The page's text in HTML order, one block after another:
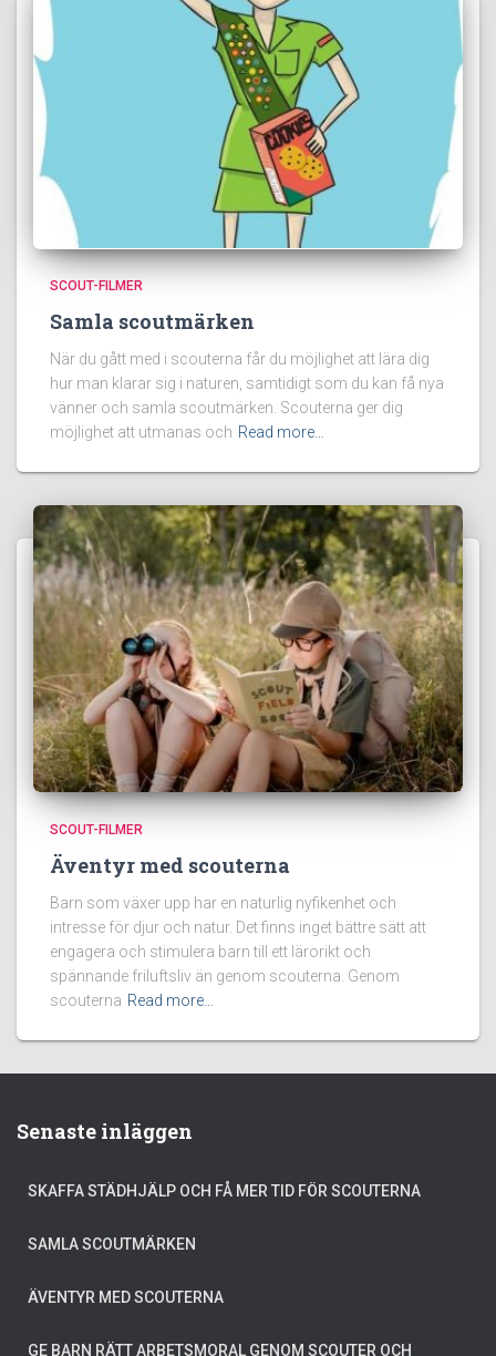
SCOUT-FILMER
Samla scoutmärken
När du gått med i scouterna får du möjlighet att lära dig
hur man klarar sig i naturen, samtidigt som du kan få nya
vänner och samla scoutmärken. Scouterna ger dig
möjlighet att utmanas och Read more…
SCOUT-FILMER
Äventyr med scouterna
Barn som växer upp har en naturlig nyfikenhet och
intresse för djur och natur. Det finns inget bättre sätt att
engagera och stimulera barn till ett lärorikt och
spännande friluftsliv än genom scouterna. Genom
scouterna Read more…
Senaste inläggen
SKAFFA STÄDHJÄLP OCH FÅ MER TID FÖR SCOUTERNA
SAMLA SCOUTMÄRKEN
ÄVENTYR MED SCOUTERNA
GE BARN RÄTT ARBETSMORAL GENOM SCOUTER OCH